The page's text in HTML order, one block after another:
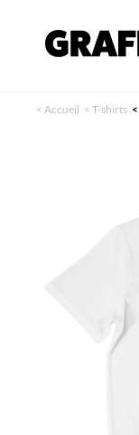
< Accueil < T-shirts <